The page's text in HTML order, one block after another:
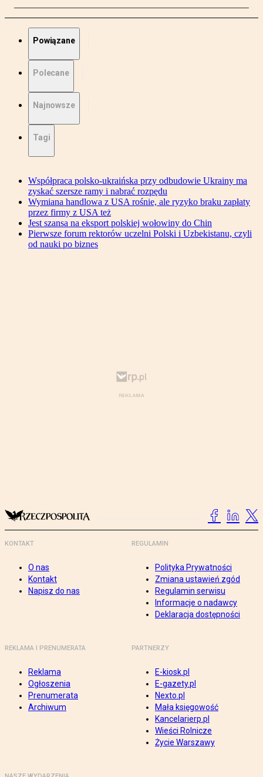
Powiązane
Polecane
Najnowsze
Tagi
Współpraca polsko-ukraińska przy odbudowie Ukrainy ma
zyskać szersze ramy i nabrać rozpędu
Wymiana handlowa z USA rośnie, ale ryzyko braku zapłaty
przez firmy z USA też
Jest szansa na eksport polskiej wołowiny do Chin
Pierwsze forum rektorów uczelni Polski i Uzbekistanu, czyli
od nauki po biznes
KONTAKT
O nas
Kontakt
Napisz do nas
REGULAMIN
Polityka Prywatności
Zmiana ustawień zgód
Regulamin serwisu
Informacje o nadawcy
Deklaracja dostępności
REKLAMA I PRENUMERATA
Reklama
Ogłoszenia
Prenumerata
Archiwum
PARTNERZY
E-kiosk.pl
E-gazety.pl
Nexto.pl
Mała księgowość
Kancelarierp.pl
Wieści Rolnicze
Życie Warszawy